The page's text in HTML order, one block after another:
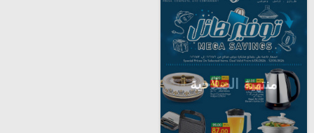
منتهية الصلاحية